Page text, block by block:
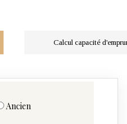
Calcul capacité